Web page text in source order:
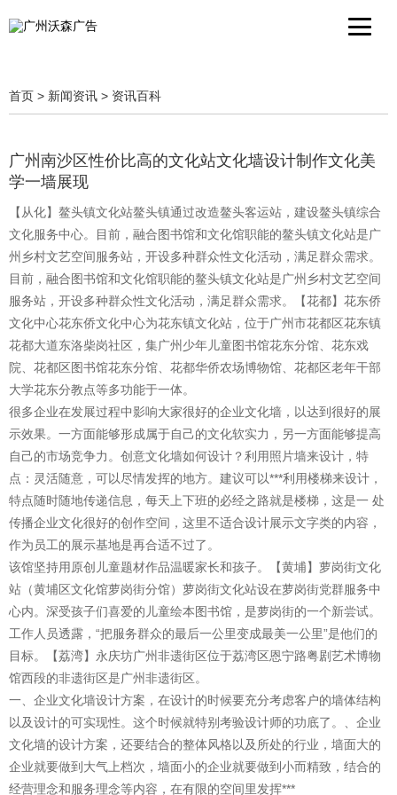
首页 > 新闻资讯 > 资讯百科
广州南沙区性价比高的文化站文化墙设计制作文化美
学一墙展现
【从化】鳌头镇文化站鳌头镇通过改造鳌头客运站，建设鳌头镇综合
文化服务中心。目前，融合图书馆和文化馆职能的鳌头镇文化站是广
州乡村文艺空间服务站，开设多种群众性文化活动，满足群众需求。
目前，融合图书馆和文化馆职能的鳌头镇文化站是广州乡村文艺空间
服务站，开设多种群众性文化活动，满足群众需求。【花都】花东侨
文化中心花东侨文化中心为花东镇文化站，位于广州市花都区花东镇
花都大道东洛柴岗社区，集广州少年儿童图书馆花东分馆、花东戏
院、花都区图书馆花东分馆、花都华侨农场博物馆、花都区老年干部
大学花东分教点等多功能于一体。
很多企业在发展过程中影响大家很好的企业文化墙，以达到很好的展
示效果。一方面能够形成属于自己的文化软实力，另一方面能够提高
自己的市场竞争力。创意文化墙如何设计？利用照片墙来设计，特
点：灵活随意，可以尽情发挥的地方。建议可以***利用楼梯来设计，
特点随时随地传递信息，每天上下班的必经之路就是楼梯，这是一 处
传播企业文化很好的创作空间，这里不适合设计展示文字类的内容，
作为员工的展示基地是再合适不过了。
该馆坚持用原创儿童题材作品温暖家长和孩子。【黄埔】萝岗街文化
站（黄埔区文化馆萝岗街分馆）萝岗街文化站设在萝岗街党群服务中
心内。深受孩子们喜爱的儿童绘本图书馆，是萝岗街的一个新尝试。
工作人员透露，“把服务群众的最后一公里变成最美一公里”是他们的
目标。【荔湾】永庆坊广州非遗街区位于荔湾区恩宁路粤剧艺术博物
馆西段的非遗街区是广州非遗街区。
一、企业文化墙设计方案，在设计的时候要充分考虑客户的墙体结构
以及设计的可实现性。这个时候就特别考验设计师的功底了。、企业
文化墙的设计方案，还要结合的整体风格以及所处的行业，墙面大的
企业就要做到大气上档次，墙面小的企业就要做到小而精致，结合的
经营理念和服务理念等内容，在有限的空间里发挥***